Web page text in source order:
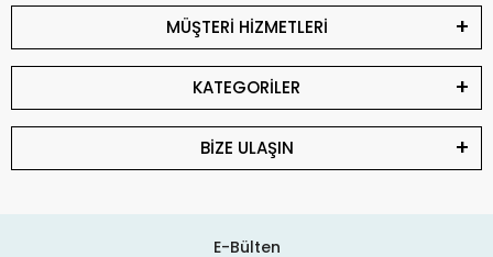
MÜŞTERİ HİZMETLERİ
KATEGORİLER
BİZE ULAŞIN
E-Bülten